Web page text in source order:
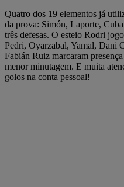
Quatro dos 19 elementos já
da prova: Simón, Laporte,
três defesas. O esteio Rodri
Pedri, Oyarzabal, Yamal, Dani
Fabián Ruiz marcaram
menor minutagem. E muita
golos na conta pessoal!